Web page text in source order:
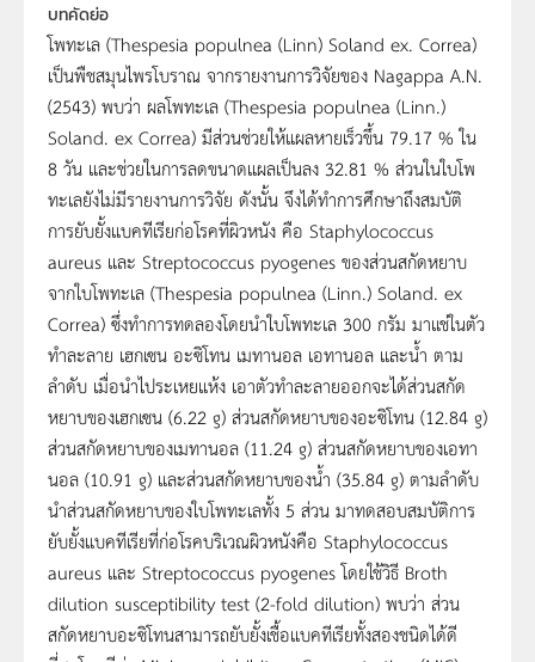
บทคัดย่อ
โพทะเล (Thespesia populnea (Linn) Soland ex. Correa)
เป็นพืชสมุนไพรโบราณ จากรายงานการวิจัยของ Nagappa A.N.
(2543) พบว่า ผลโพทะเล (Thespesia populnea (Linn.)
Soland. ex Correa) มีส่วนช่วยให้แผลหายเร็วขึ้น 79.17 % ใน
8 วัน และช่วยในการลดขนาดแผลเป็นลง 32.81 % ส่วนในใบโพ
ทะเลยังไม่มีรายงานการวิจัย ดังนั้น จึงได้ทำการศึกษาถึงสมบัติ
การยับยั้งแบคทีเรียก่อโรคที่ผิวหนัง คือ Staphylococcus
aureus และ Streptococcus pyogenes ของส่วนสกัดหยาบ
จากใบโพทะเล (Thespesia populnea (Linn.) Soland. ex
Correa) ซึ่งทำการทดลองโดยนำใบโพทะเล 300 กรัม มาแช่ในตัว
ทำละลาย เฮกเซน อะซิโทน เมทานอล เอทานอล และน้ำ ตาม
ลำดับ เมื่อนำไประเหยแห้ง เอาตัวทำละลายออกจะได้ส่วนสกัด
หยาบของเฮกเซน (6.22 g) ส่วนสกัดหยาบของอะซิโทน (12.84 g)
ส่วนสกัดหยาบของเมทานอล (11.24 g) ส่วนสกัดหยาบของเอทา
นอล (10.91 g) และส่วนสกัดหยาบของน้ำ (35.84 g) ตามลำดับ
นำส่วนสกัดหยาบของใบโพทะเลทั้ง 5 ส่วน มาทดสอบสมบัติการ
ยับยั้งแบคทีเรียที่ก่อโรคบริเวณผิวหนังคือ Staphylococcus
aureus และ Streptococcus pyogenes โดยใช้วิธี Broth
dilution susceptibility test (2-fold dilution) พบว่า ส่วน
สกัดหยาบอะซิโทนสามารถยับยั้งเชื้อแบคทีเรียทั้งสองชนิดได้ดี